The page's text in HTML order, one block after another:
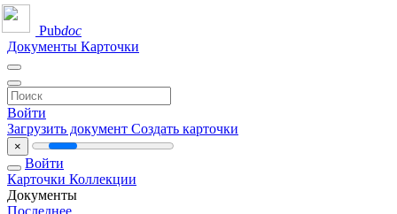
Pubdoc
Документы Карточки
Войти
Загрузить документ Создать карточки
×
Войти
Карточки Коллекции
Документы
Последнее